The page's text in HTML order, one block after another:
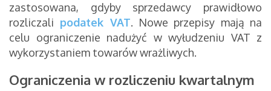
zastosowana, gdyby sprzedawcy prawidłowo
rozliczali podatek VAT. Nowe przepisy mają na
celu ograniczenie nadużyć w wyłudzeniu VAT z
wykorzystaniem towarów wrażliwych.
Ograniczenia w rozliczeniu kwartalnym